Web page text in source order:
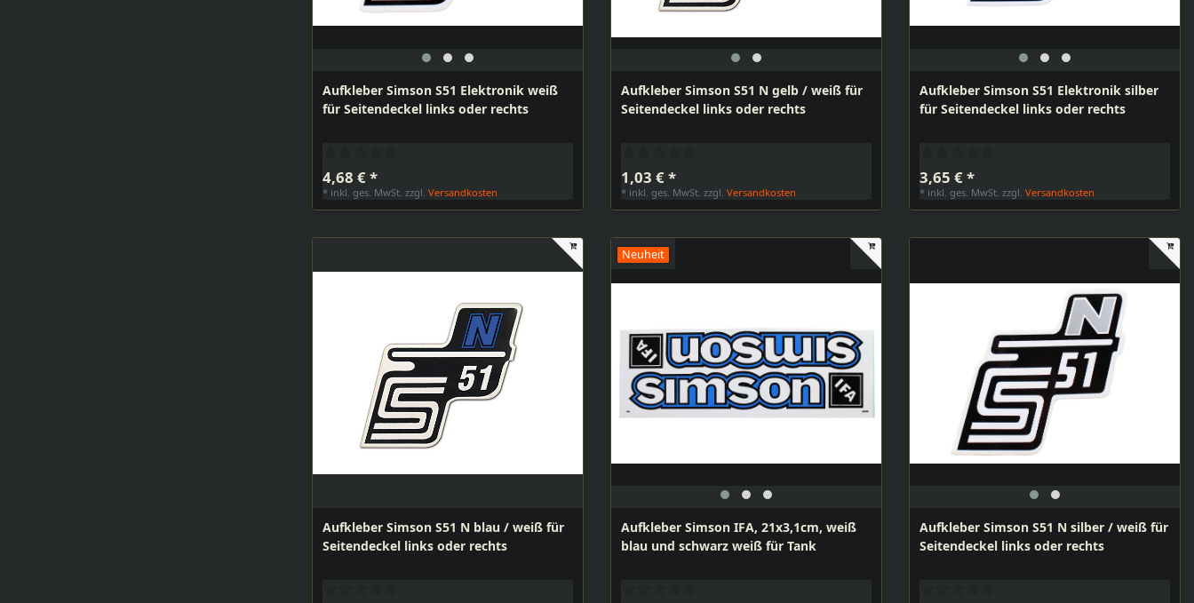
Aufkleber Simson S51 Elektronik weiß
für Seitendeckel links oder rechts
4,68 € *
* inkl. ges. MwSt. zzgl.Versandkosten
Aufkleber Simson S51 N gelb / weiß für
Seitendeckel links oder rechts
1,03 € *
* inkl. ges. MwSt. zzgl.Versandkosten
Aufkleber Simson S51 Elektronik silber
für Seitendeckel links oder rechts
3,65 € *
* inkl. ges. MwSt. zzgl.Versandkosten
Aufkleber Simson S51 N blau / weiß für
Seitendeckel links oder rechts
Neuheit
Aufkleber Simson IFA, 21x3,1cm, weiß
blau und schwarz weiß für Tank
Aufkleber Simson S51 N silber / weiß für
Seitendeckel links oder rechts